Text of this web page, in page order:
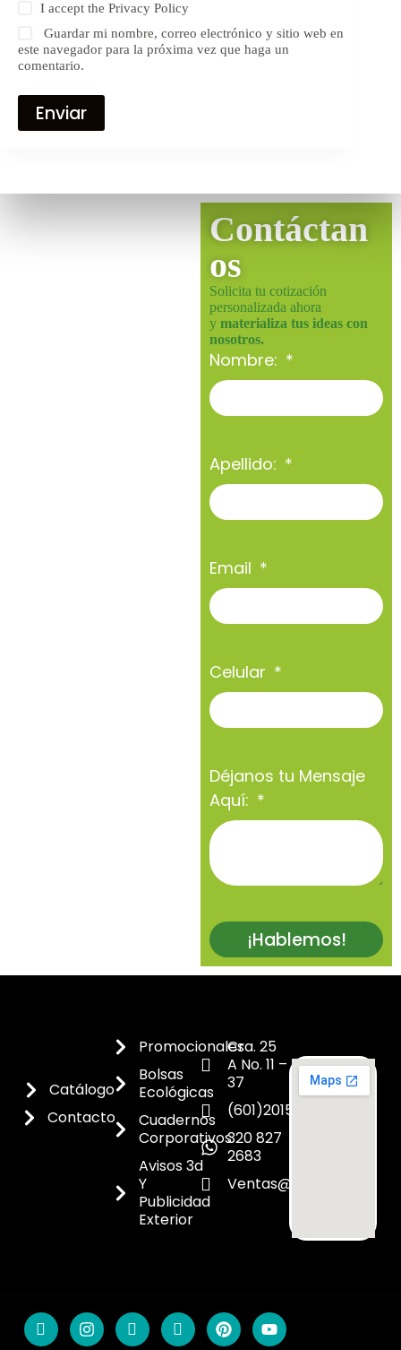
I accept thePrivacy Policy
Guardar mi nombre, correo electrónico y sitio web en
este navegador para la próxima vez que haga un
comentario.
Enviar
Contáctan
os
Solicita tu cotización
personalizada ahora
y materializa tus ideas con
nosotros.
Nombre:
Apellido:
Email
Celular
Déjanos tu Mensaje
Aquí:
¡Hablemos!
Catálogo
Contacto
Promocionales
Bolsas
Ecológicas
Cuadernos
Corporativos
Avisos 3d
Y
Publicidad
Exterior
Cra. 25
A No. 11 –
37
(601)2015300
320 827
2683
Ventas@dicoes.co